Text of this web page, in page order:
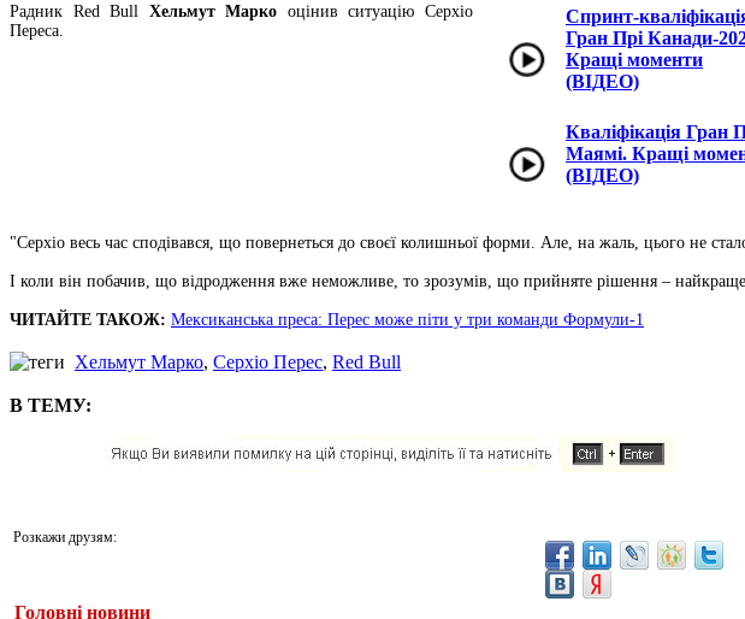
Радник Red Bull Хельмут Марко оцінив ситуацію Серхіо
Переса.
Спринт-
Гран Прі Канади-
Кращі моменти
(ВІДЕО)
Кваліфікація Гран
Маямі. Кращі
(ВІДЕО)
"Серхіо весь час сподівався, що повернеться до своєї колишньої форми. Але, на жаль, цього не
І коли він побачив, що відродження вже неможливе, то зрозумів, що прийняте рішення –
ЧИТАЙТЕ ТАКОЖ: Мексиканська преса: Перес може піти у три команди Формули-1
Хельмут Марко, Серхіо Перес, Red Bull
В ТЕМУ:
Розкажи друзям:
Головні новини